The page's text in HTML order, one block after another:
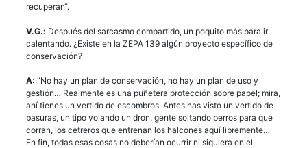
recuperan“.
V.G.: Después del sarcasmo compartido, un poquito más para ir
calentando. ¿Existe en la ZEPA 139 algún proyecto específico de
conservación?
A: “No hay un plan de conservación, no hay un plan de uso y
gestión… Realmente es una puñetera protección sobre papel; mira,
ahí tienes un vertido de escombros. Antes has visto un vertido de
basuras, un tipo volando un dron, gente soltando perros para que
corran, los cetreros que entrenan los halcones aquí libremente…
En fin, todas esas cosas no deberían ocurrir ni siquiera en el